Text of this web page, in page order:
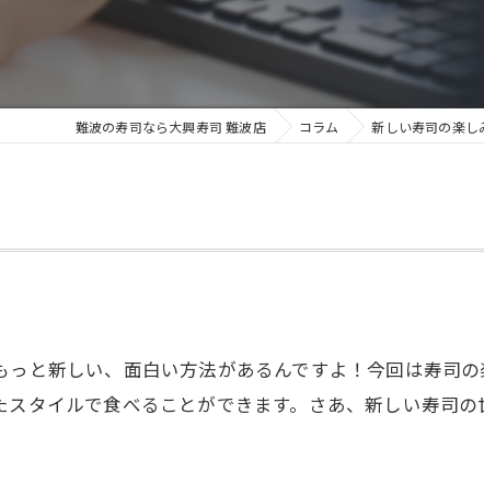
ディナー
接待
難波の寿司なら大興寿司 難波店 コラム 新しい寿司の楽し
と新しい、面白い方法があるんですよ！今回は寿司
タイルで食べることができます。さあ、新しい寿司